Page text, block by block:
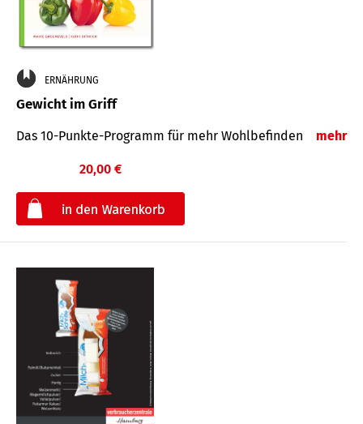
ERNÄHRUNG
Gewicht im Griff
Das 10-Punkte-Programm für mehr Wohlbefinden mehr
20,00 €